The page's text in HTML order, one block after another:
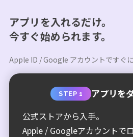
アプリを入れるだけ。
今すぐ始められます。
Apple ID / Google アカウントですぐに
STEP 1 アプリを
公式ストアから入手。
Apple / Googleアカウントで